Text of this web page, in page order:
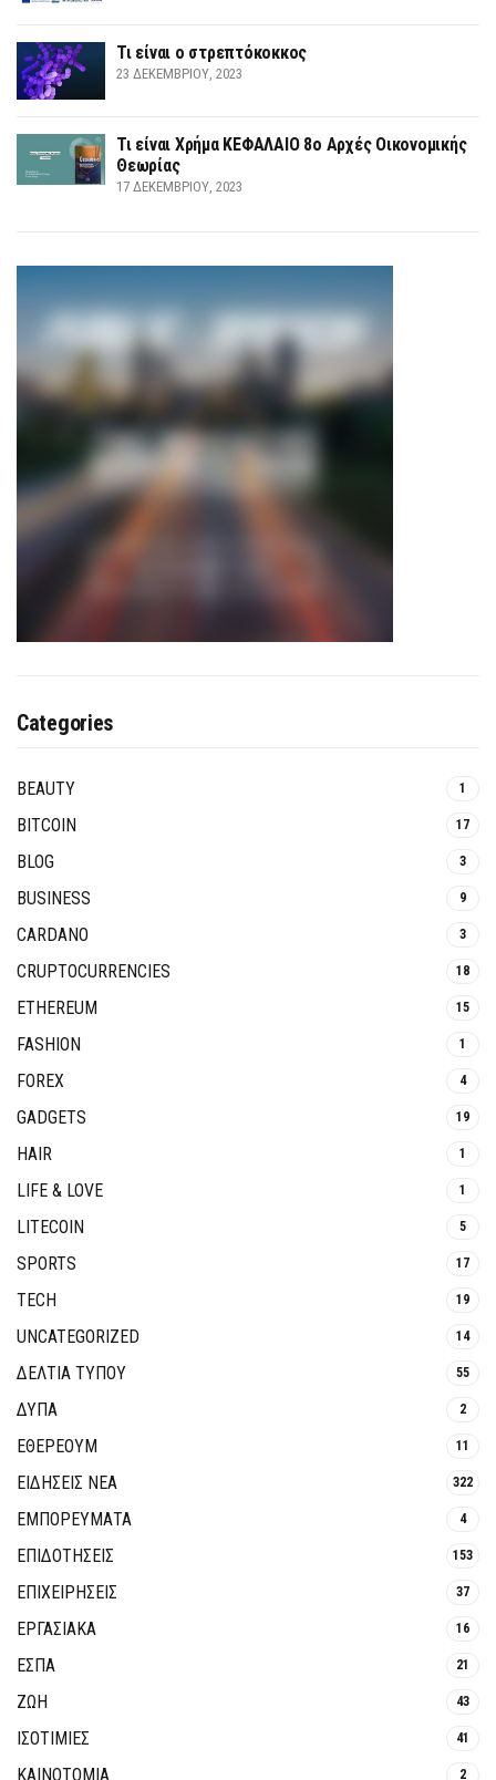
Τι είναι ο στρεπτόκοκκος
23 ΔΕΚΕΜΒΡΊΟΥ, 2023
Τι είναι Χρήμα ΚΕΦΑΛΑΙΟ 8ο Αρχές Οικονομικής
Θεωρίας
17 ΔΕΚΕΜΒΡΊΟΥ, 2023
Categories
BEAUTY 1
BITCOIN 17
BLOG 3
BUSINESS 9
CARDANO 3
CRUPTOCURRENCIES 18
ETHEREUM 15
FASHION 1
FOREX 4
GADGETS 19
HAIR 1
LIFE & LOVE 1
LITECOIN 5
SPORTS 17
TECH 19
UNCATEGORIZED 14
ΔΕΛΤΙΑ ΤΥΠΟΥ 55
ΔΥΠΑ 2
ΕΘΈΡΕΟΥΜ 11
ΕΙΔΗΣΕΙΣ ΝΕΑ 322
ΕΜΠΟΡΕΥΜΑΤΑ 4
ΕΠΙΔΟΤΗΣΕΙΣ 153
ΕΠΙΧΕΙΡΗΣΕΙΣ 37
ΕΡΓΑΣΙΑΚΑ 16
ΕΣΠΑ 21
ΖΩΗ 43
ΙΣΟΤΙΜΙΕΣ 41
ΚΑΙΝΟΤΟΜΊΑ 2